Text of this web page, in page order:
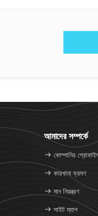
আমাদের সম্পর্কে
কোম্পানির
কারখানা ভ্রমণ
মান নিয়ন্ত্রণ
সাইট ম্যাপ